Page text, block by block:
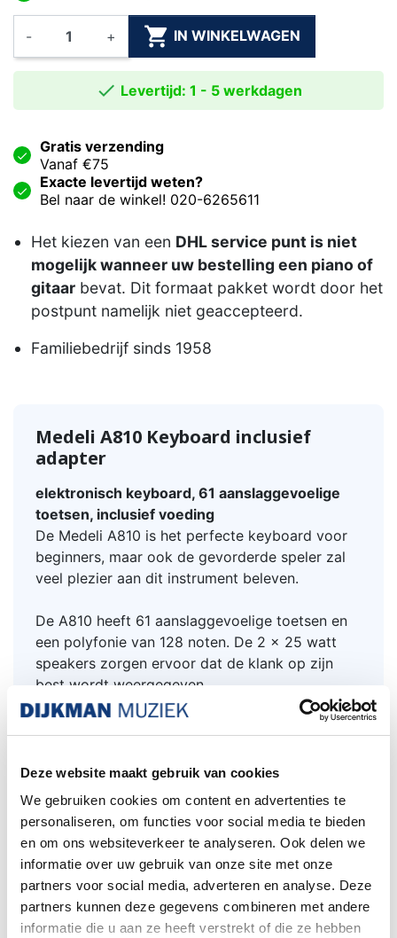
Deze website maakt gebruik van cookies
We gebruiken cookies om content en advertenties te
personaliseren, om functies voor social media te bieden
en om ons websiteverkeer te analyseren. Ook delen we
informatie over uw gebruik van onze site met onze
partners voor social media, adverteren en analyse. Deze
partners kunnen deze gegevens combineren met andere
informatie die u aan ze heeft verstrekt of die ze hebben
- +  IN WINKELWAGEN
 Levertijd: 1 - 5 werkdagen
Gratis verzending
Vanaf €75
Exacte levertijd weten?
Bel naar de winkel! 020-6265611
Het kiezen van een DHL service punt is niet
mogelijk wanneer uw bestelling een piano of
gitaar bevat. Dit formaat pakket wordt door het
postpunt namelijk niet geaccepteerd.
Familiebedrijf sinds 1958
Medeli A810 Keyboard inclusief
adapter
elektronisch keyboard, 61 aanslaggevoelige
toetsen, inclusief voeding
De Medeli A810 is het perfecte keyboard voor
beginners, maar ook de gevorderde speler zal
veel plezier aan dit instrument beleven.
De A810 heeft 61 aanslaggevoelige toetsen en
een polyfonie van 128 noten. De 2 x 25 watt
speakers zorgen ervoor dat de klank op zijn
best wordt weergegeven.
1200 presets, inclusief 737 klanken (Voices) and
240 begeleidingen. Je kunt Songs gebruiken om
spelen. Neem je eigen muziek op en speel het
later af, het is allemaal mogelijk..
Het is ook mogelijk de A810 te gebruiken als
aansturing voor DAW-software op een
computer, stuur de MIDI via de USB-aansluiting
direct naar de computer. heb je nog andere
(oudere) MIDI-instrumenten of modules? Je kunt